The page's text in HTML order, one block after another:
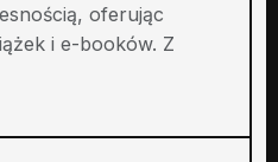
oferując
i e-booków. Z